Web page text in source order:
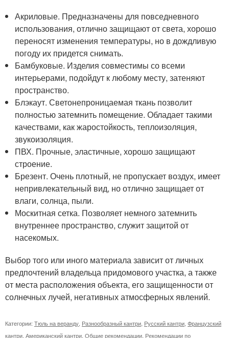
Акриловые. Предназначены для повседневного
использования, отлично защищают от света, хорошо
переносят изменения температуры, но в дождливую
погоду их придется снимать.
Бамбуковые. Изделия совместимы со всеми
интерьерами, подойдут к любому месту, затеняют
пространство.
Блэкаут. Светонепроницаемая ткань позволит
полностью затемнить помещение. Обладает такими
качествами, как жаростойкость, теплоизоляция,
звукоизоляция.
ПВХ. Прочные, эластичные, хорошо защищают
строение.
Брезент. Очень плотный, не пропускает воздух, имеет
непривлекательный вид, но отлично защищает от
влаги, солнца, пыли.
Москитная сетка. Позволяет немного затемнить
внутреннее пространство, служит защитой от
насекомых.
Выбор того или иного материала зависит от личных
предпочтений владельца придомового участка, а также
от места расположения объекта, его защищенности от
солнечных лучей, негативных атмосферных явлений.
Категории: Тюль на веранду Разнообразный кантри Русский кантри Французский
кантри Американский кантри Общие рекомендации Рекомендации по